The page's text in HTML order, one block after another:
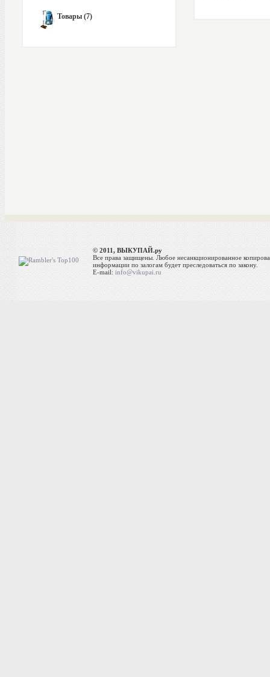
Товары (7)
© 2011, ВЫКУПАЙ.ру
Все права защищены. Любое несанкционированное
информации по залогам будет преследоваться по закону.
E-mail:info@vikupai.ru